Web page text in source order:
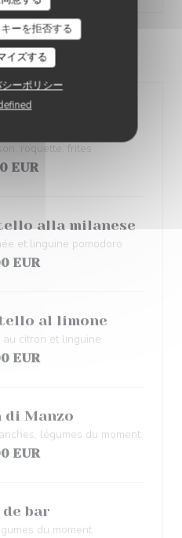
ーを拒否する
イズする
ーポリシー
/ PESCE
al pesto
roquette, frites
EUR
alla milanese
et linguine pomodoro
EUR
al limone
citron et linguine
EUR
di Manzo
légumes du moment
EUR
bar
du moment